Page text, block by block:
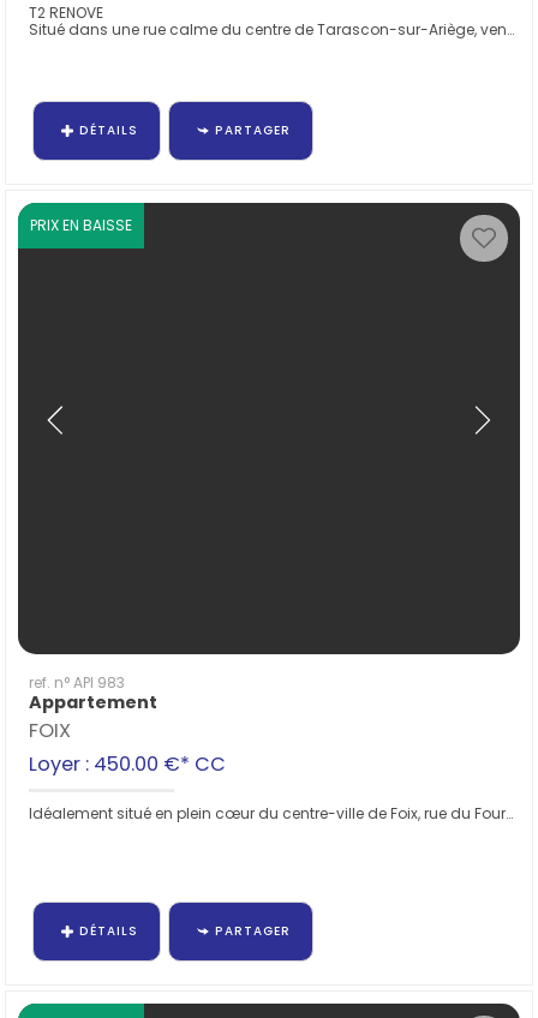
T2 RENOVE
Situé dans une rue calme du centre de Tarascon-sur-Ariège, venez découvrir ce charmant appartement T2...
DÉTAILS PARTAGER
PRIX EN BAISSE
ref. n° API 983
Appartement
FOIX
Loyer : 450.00 €* CC
Idéalement situé en plein cœur du centre-ville de Foix, rue du Four d’Amont, découvrez ce charmant appartement T2...
DÉTAILS PARTAGER